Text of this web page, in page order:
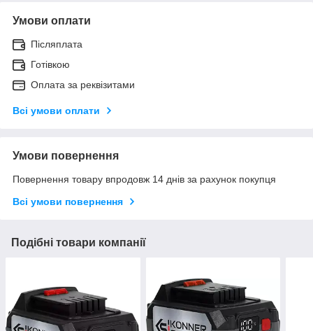
Умови оплати
Післяплата
Готівкою
Оплата за реквізитами
Всі умови оплати
Умови повернення
Повернення товару впродовж 14 днів за рахунок покупця
Всі умови повернення
Подібні товари компанії